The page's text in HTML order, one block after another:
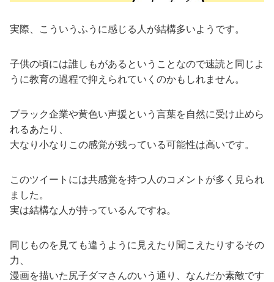
実際、こういうふうに感じる人が結構多いようです。
子供の頃には誰しもがあるということなので速読と同じよ
うに教育の過程で抑えられていくのかもしれません。
ブラック企業や黄色い声援という言葉を自然に受け止めら
れるあたり、
大なり小なりこの感覚が残っている可能性は高いです。
このツイートには共感覚を持つ人のコメントが多く見られ
ました。
実は結構な人が持っているんですね。
同じものを見ても違うように見えたり聞こえたりするその
力、
漫画を描いた尻子ダマさんのいう通り、なんだか素敵です